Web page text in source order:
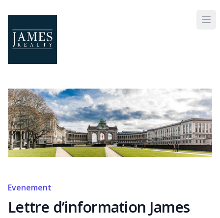
Evenement
Lettre d’information James